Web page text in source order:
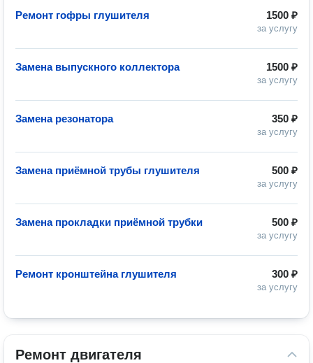
1500 ₽
за услугу
Ремонт гофры глушителя
1500 ₽
за услугу
Замена выпускного коллектора
350 ₽
за услугу
Замена резонатора
500 ₽
за услугу
Замена приёмной трубы глушителя
500 ₽
за услугу
Замена прокладки приёмной трубки
300 ₽
за услугу
Ремонт кронштейна глушителя
Ремонт двигателя